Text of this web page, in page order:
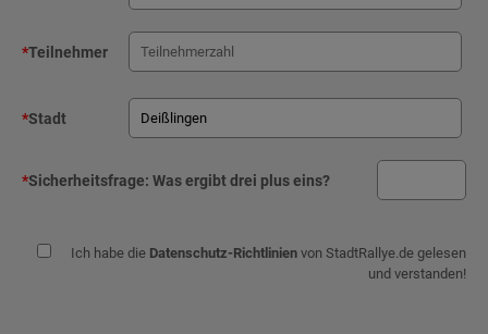
*Teilnehmer
*Stadt
*Sicherheitsfrage: Was ergibt drei plus eins?
Ich habe die Datenschutz-Richtlinien von StadtRallye.de gelesen
und verstanden!